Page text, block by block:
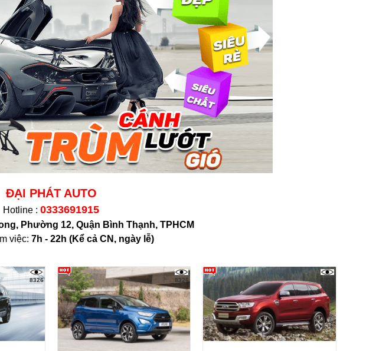
ĐẠI PHÁT AUTO
Hotline :0333691915
Phường 12, Quận Bình Thạnh, TPHCM
việc: 7h - 22h (Kể cả CN, ngày lễ)
8326 8326 8326